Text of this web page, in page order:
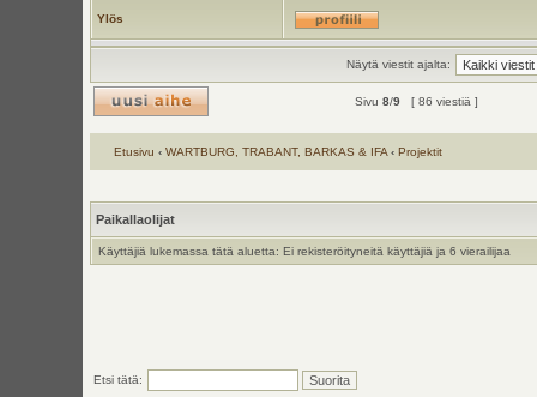
Ylös
Näytä viestit ajalta:
Sivu 8/9[ 86 viestiä ]
Etusivu ‹ WARTBURG, TRABANT, BARKAS & IFA ‹ Projektit
Paikallaolijat
Käyttäjiä lukemassa tätä aluetta: Ei rekisteröityneitä käyttäjiä ja 6 vierailijaa
Etsi tätä: